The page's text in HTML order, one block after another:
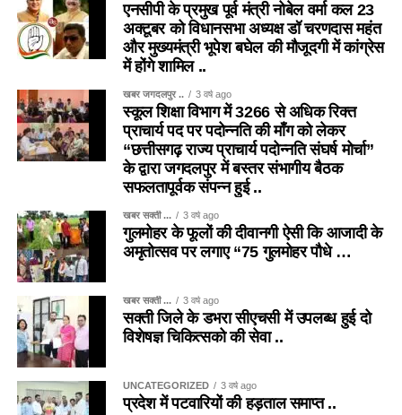
एनसीपी के प्रमुख पूर्व मंत्री नोबेल वर्मा कल 23
अक्टूबर को विधानसभा अध्यक्ष डॉ चरणदास महंत
और मुख्यमंत्री भूपेश बघेल की मौजूदगी में कांग्रेस
में होंगे शामिल ..
खबर जगदलपुर .. 3 वर्ष ago
स्कूल शिक्षा विभाग में 3266 से अधिक रिक्त
प्राचार्य पद पर पदोन्नति की माँग को लेकर
“छत्तीसगढ़ राज्य प्राचार्य पदोन्नति संघर्ष मोर्चा”
के द्वारा जगदलपुर में बस्तर संभागीय बैठक
सफलतापूर्वक संपन्न हुई ..
खबर सक्ती ... 3 वर्ष ago
गुलमोहर के फूलों की दीवानगी ऐसी कि आजादी के
अमृतोत्सव पर लगाए “75 गुलमोहर पौधे …
खबर सक्ती ... 3 वर्ष ago
सक्ती जिले के डभरा सीएचसी में उपलब्ध हुई दो
विशेषज्ञ चिकित्सको की सेवा ..
UNCATEGORIZED 3 वर्ष ago
प्रदेश में पटवारियों की हड़ताल समाप्त ..